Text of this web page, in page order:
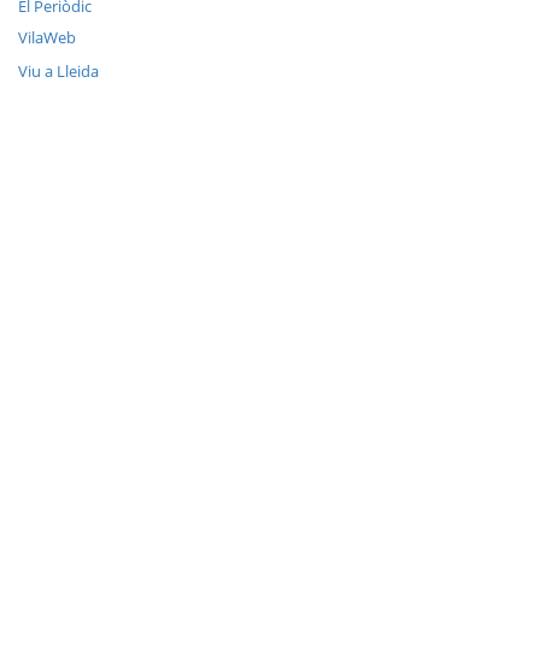
El Periòdic
VilaWeb
Viu a Lleida